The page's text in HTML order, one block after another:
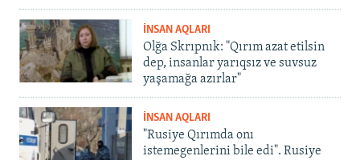
İNSAN AQLARI
Olğa Skrıpnık: "Qırım azat etilsin
dep, insanlar yarıqsız ve suvsuz
yaşamağa azırlar"
İNSAN AQLARI
"Rusiye Qırımda onı
istemegenlerini bile edi". Rusiye